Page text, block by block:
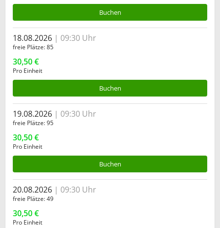
Buchen
18.08.2026 09:30 Uhr
freie Plätze 85
30,50 €
Pro Einheit
Buchen
19.08.2026 09:30 Uhr
freie Plätze 95
30,50 €
Pro Einheit
Buchen
20.08.2026 09:30 Uhr
freie Plätze 49
30,50 €
Pro Einheit